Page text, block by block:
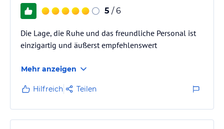
5 / 6
Die Lage, die Ruhe und das freundliche Personal ist
einzigartig und äußerst empfehlenswert
Mehr anzeigen
Hilfreich Teilen